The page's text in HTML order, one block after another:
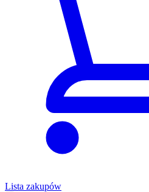
Lista zakupów